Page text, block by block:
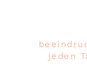
jeden